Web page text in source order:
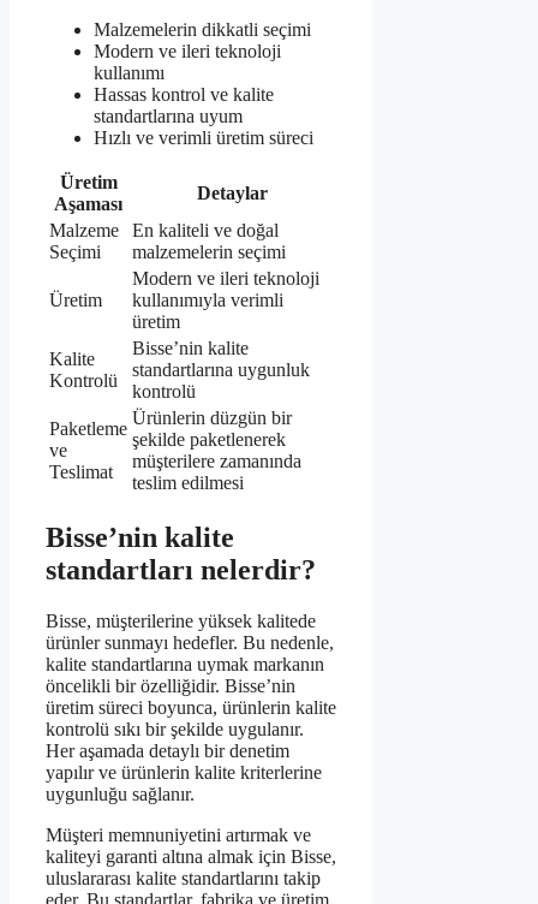
Malzemelerin dikkatli seçimi
Modern ve ileri teknoloji
kullanımı
Hassas kontrol ve kalite
standartlarına uyum
Hızlı ve verimli üretim süreci
Üretim
Aşaması
Detaylar
Malzeme
Seçimi
En kaliteli ve doğal
malzemelerin seçimi
Üretim
Modern ve ileri teknoloji
kullanımıyla verimli
üretim
Kalite
Kontrolü
Bisse’nin kalite
standartlarına uygunluk
kontrolü
Paketleme
ve
Teslimat
Ürünlerin düzgün bir
şekilde paketlenerek
müşterilere zamanında
teslim edilmesi
Bisse’nin kalite
standartları nelerdir?
Bisse, müşterilerine yüksek kalitede
ürünler sunmayı hedefler. Bu nedenle,
kalite standartlarına uymak markanın
öncelikli bir özelliğidir. Bisse’nin
üretim süreci boyunca, ürünlerin kalite
kontrolü sıkı bir şekilde uygulanır.
Her aşamada detaylı bir denetim
yapılır ve ürünlerin kalite kriterlerine
uygunluğu sağlanır.
Müşteri memnuniyetini artırmak ve
kaliteyi garanti altına almak için Bisse,
uluslararası kalite standartlarını takip
eder. Bu standartlar, fabrika ve üretim